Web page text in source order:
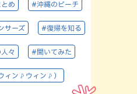
め #沖縄のビーチ
サーズ #復帰を知る
々 #聞いてみた
ィン♪ウィン♪）